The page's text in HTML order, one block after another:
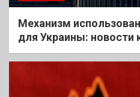
Механизм
для Украины: новости